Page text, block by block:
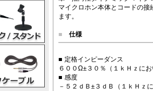
マイクロホン本体とコードの
ます。
■ 仕様
■ 定格インピーダンス
６００Ω±３０％（１ｋＨｚに
■ 感度
－５２ｄＢ±３ｄＢ（１ｋＨｚ